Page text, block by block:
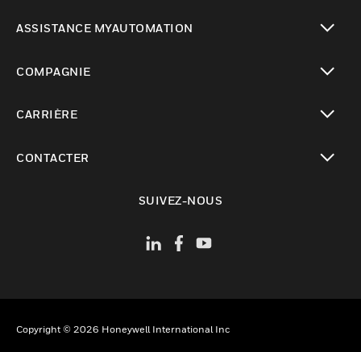
ASSISTANCE MYAUTOMATION
COMPAGNIE
CARRIÈRE
CONTACTER
SUIVEZ-NOUS
Copyright © 2026 Honeywell International Inc